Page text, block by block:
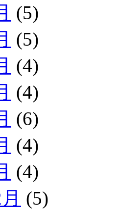
(5)
(5)
(4)
(4)
(6)
(4)
(4)
(5)